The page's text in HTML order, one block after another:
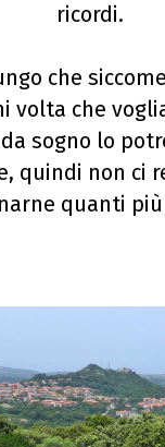
ricordi.
che
volta che
sogno lo
quindi non ci
quanti